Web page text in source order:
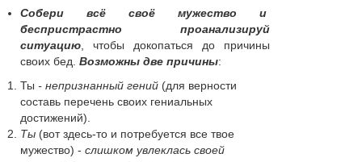
Собери всё своё мужество и
беспристрастно проанализируй
ситуацию, чтобы докопаться до причины
своих бед. Возможны две причины:
Ты - непризнанный гений (для верности
составь перечень своих гениальных
достижений).
Ты (вот здесь-то и потребуется все твое
мужество) - слишком увлеклась своей